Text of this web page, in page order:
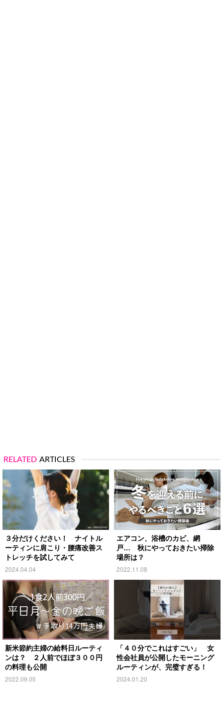
RELATED ARTICLES
３分だけください！ ナイトル
ーティンに肩こり・腰痛改善ス
トレッチを試してみて
2024.04.04
エアコン、浴槽のカビ、網
戸… 秋にやっておきたい掃除
場所は？
2022.11.08
新米節約主婦の給料日ルーティ
ンは？ ２人前でほぼ３００円
の料理も公開
2022.09.05
「４０分でこれはすごい」 女
性会社員が公開したモーニング
ルーティンが、完璧すぎる！
2024.01.20